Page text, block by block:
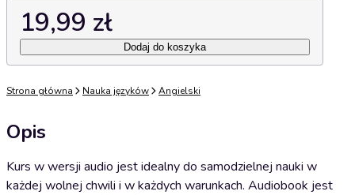
19,99 zł
Dodaj do koszyka
Strona główna Nauka języków Angielski
Opis
Kurs w wersji audio jest idealny do samodzielnej nauki w
każdej wolnej chwili i w każdych warunkach. Audiobook jest